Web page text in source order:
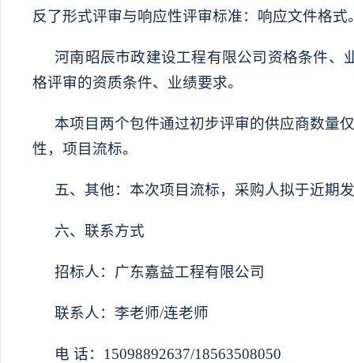
反了形式评审与响应性评审标准：响应文件格式
河南昭辰市政建设工程有限公司 资格条件、
格评审的资质条件、业绩要求。
本项目两个包件通过初步评审的供应商数量
性，项目流标。
五、其他：本次项目流标， 采购人拟于近期
六、联系方式
招标人： 广东嘉益工程有限公司
联系人： 李老师/连老师
电 话： 15098892637/18563508050